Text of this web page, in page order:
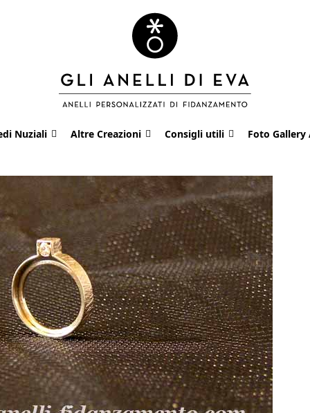
Nuziali Altre Creazioni Consigli utili Foto Gallery